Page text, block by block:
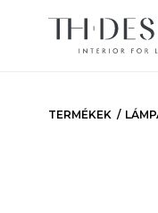
TERMÉKEK